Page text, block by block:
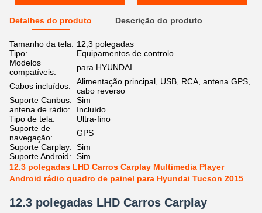
Detalhes do produto Descrição do produto
Tamanho da tela: 12,3 polegadas
Tipo:
Equipamentos de controlo
Modelos
compatíveis:
para HYUNDAI
Cabos incluídos:
Alimentação principal, USB, RCA, antena GPS,
cabo reverso
Suporte Canbus: Sim
antena de rádio:
Incluído
Tipo de tela:
Ultra-fino
Suporte de
navegação:
GPS
Suporte Carplay: Sim
Suporte Android:
Sim
12.3 polegadas LHD Carros Carplay Multimedia Player
Android rádio quadro de painel para Hyundai Tucson 2015
12.3 polegadas LHD Carros Carplay